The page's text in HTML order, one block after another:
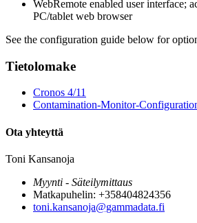
WebRemote enabled user interface;
PC/tablet web browser
See the configuration guide below for
Tietolomake
Cronos 4/11
Contamination-Monitor-
Ota yhteyttä
Toni Kansanoja
Myynti - Säteilymittaus
Matkapuhelin: +358404824356
toni.kansanoja@gammadata.fi